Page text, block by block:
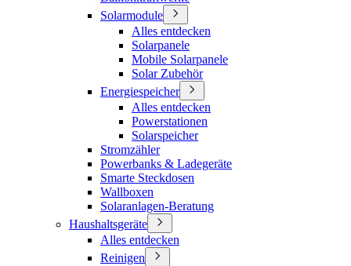
Solarmodule
Alles entdecken
Solarpanele
Mobile Solarpanele
Solar Zubehör
Energiespeicher
Alles entdecken
Powerstationen
Solarspeicher
Stromzähler
Powerbanks & Ladegeräte
Smarte Steckdosen
Wallboxen
Solaranlagen-Beratung
Haushaltsgeräte
Alles entdecken
Reinigen